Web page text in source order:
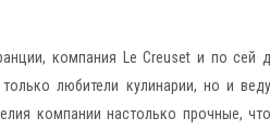
компания Le Creuset и по сей
любители кулинарии, но и
компании настолько прочные,